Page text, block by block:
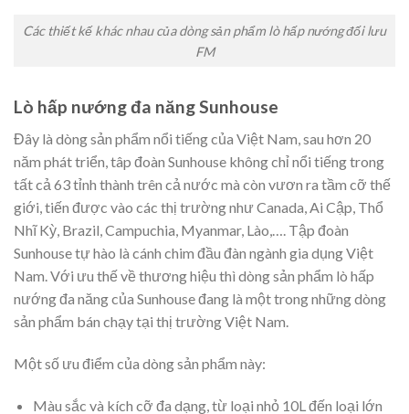
Các thiết kế khác nhau của dòng sản phẩm lò hấp nướng đối lưu
FM
Lò hấp nướng đa năng Sunhouse
Đây là dòng sản phẩm nổi tiếng của Việt Nam, sau hơn 20
năm phát triển, tâp đoàn Sunhouse không chỉ nổi tiếng trong
tất cả 63 tỉnh thành trên cả nước mà còn vươn ra tầm cỡ thế
giới, tiến được vào các thị trường như Canada, Ai Cập, Thổ
Nhĩ Kỳ, Brazil, Campuchia, Myanmar, Lào,…. Tập đoàn
Sunhouse tự hào là cánh chim đầu đàn ngành gia dụng Việt
Nam. Với ưu thế về thương hiệu thì dòng sản phẩm lò hấp
nướng đa năng của Sunhouse đang là một trong những dòng
sản phẩm bán chạy tại thị trường Việt Nam.
Một số ưu điểm của dòng sản phẩm này:
Màu sắc và kích cỡ đa dạng, từ loại nhỏ 10L đến loại lớn